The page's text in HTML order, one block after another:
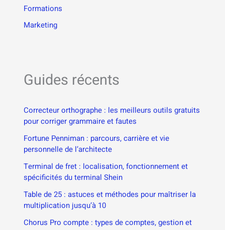
Formations
Marketing
Guides récents
Correcteur orthographe : les meilleurs outils gratuits
pour corriger grammaire et fautes
Fortune Penniman : parcours, carrière et vie
personnelle de l’architecte
Terminal de fret : localisation, fonctionnement et
spécificités du terminal Shein
Table de 25 : astuces et méthodes pour maîtriser la
multiplication jusqu’à 10
Chorus Pro compte : types de comptes, gestion et